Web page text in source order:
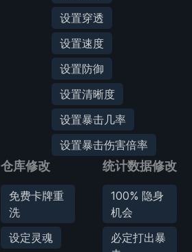
设置穿透
设置速度
设置防御
设置清晰度
设置暴击几率
设置暴击伤害倍率
仓库修改
免费卡牌重
洗
设定灵魂
统计数据修改
100% 隐身
机会
必定打出暴